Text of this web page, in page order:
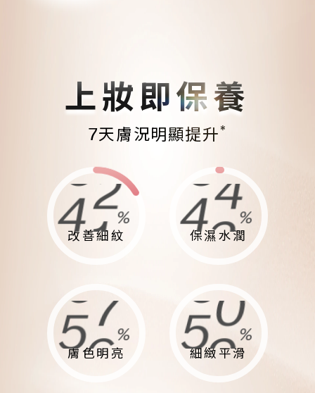
上妝即保養
7天膚況明顯提升 *
8
7
6
5
6
5
4
3
%
改善細紋
8
7
6
5
8
7
6
5
%
保濕水潤
9
8
1
0
%
膚色明亮
9
8
4
3
%
細緻平滑